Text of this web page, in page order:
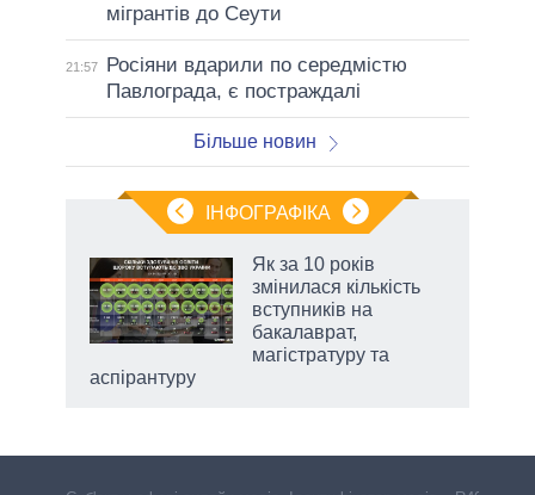
мігрантів до Сеути
21:57
Росіяни вдарили по середмістю
Павлограда, є постраждалі
Більше новин
ІНФОГРАФІКА
Як за 10 років
змінилася кількість
вступників на
бакалаврат,
магістратуру та
аспірантуру